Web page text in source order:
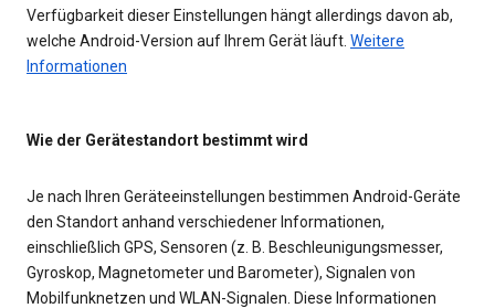
Verfügbarkeit dieser Einstellungen hängt allerdings davon ab,
welche Android-Version auf Ihrem Gerät läuft. Weitere
Informationen
Wie der Gerätestandort bestimmt wird
Je nach Ihren Geräteeinstellungen bestimmen Android-Geräte
den Standort anhand verschiedener Informationen,
einschließlich GPS, Sensoren (z. B. Beschleunigungsmesser,
Gyroskop, Magnetometer und Barometer), Signalen von
Mobilfunknetzen und WLAN-Signalen. Diese Informationen